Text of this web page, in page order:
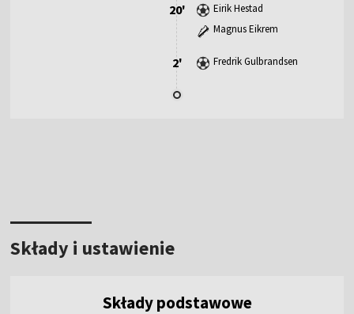
20'
Eirik Hestad
Magnus Eikrem
2' Fredrik Gulbrandsen
Składy i ustawienie
Składy podstawowe